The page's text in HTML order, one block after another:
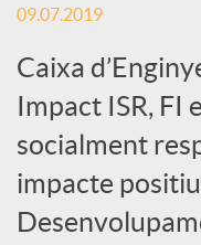
o
c
09.07.2019
Caixa
Impact ISR, FI
socialment
impacte